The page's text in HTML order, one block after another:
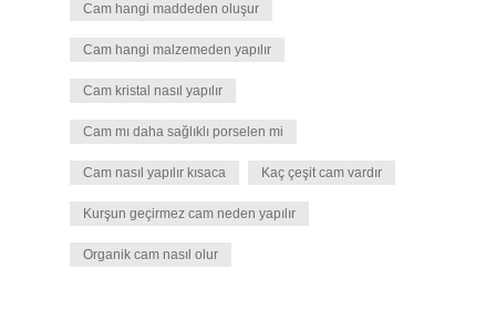
Cam hangi maddeden oluşur
Cam hangi malzemeden yapılır
Cam kristal nasıl yapılır
Cam mı daha sağlıklı porselen mi
Cam nasıl yapılır kısaca Kaç çeşit cam vardır
Kurşun geçirmez cam neden yapılır
Organik cam nasıl olur